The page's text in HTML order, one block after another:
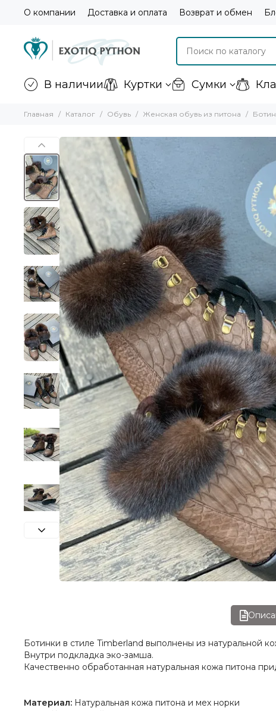
О компании Доставка и оплата Возврат и обмен
В наличии Куртки Сумки
Главная Каталог Обувь Женская обувь из питона
Ботинки в стиле Timberland выполнены из натуральной
Внутри подкладка эко-замша.
Качественно обработанная натуральная кожа питона
Материал: Натуральная кожа питона и мех норки